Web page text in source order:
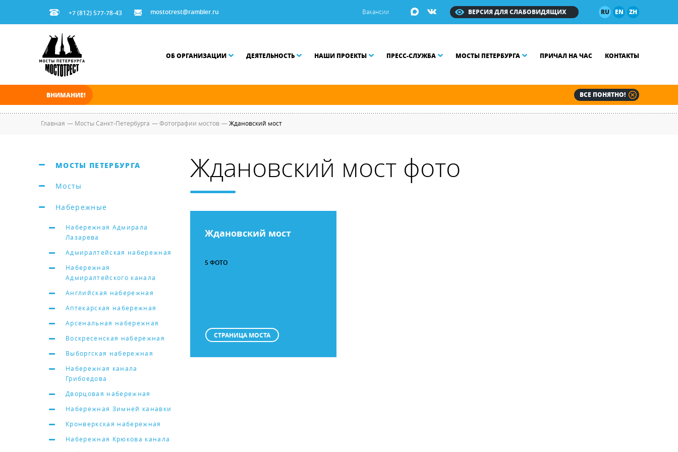
+7 (812) 577-78-43 mostotrest@rambler.ru RU EN ZH
ВЕРСИЯ ДЛЯ СЛАБОВИДЯЩИХ
Вакансии
ОБ ОРГАНИЗАЦИИ ДЕЯТЕЛЬНОСТЬ НАШИ ПРОЕКТЫ ПРЕСС-СЛУЖБА МОСТЫ ПЕТЕРБУРГА ПРИЧАЛ НА ЧАС КОНТАКТЫ
ВНИМАНИЕ! ВСЕ ПОНЯТНО!
Главная — Мосты Санкт-Петербурга —Фотографии мостов —Ждановский мост
МОСТЫ ПЕТЕРБУРГА
Мосты
Набережные
Набережная Адмирала
Лазарева
Адмиралтейская набережная
Набережная
Адмиралтейского канала
Английская набережная
Аптекарская набережная
Арсенальная набережная
Воскресенская набережная
Выборгская набережная
Набережная канала
Грибоедова
Дворцовая набережная
Набережная Зимней канавки
Кронверкская набережная
Набережная Крюкова канала
Ждановский мост фото
Ждановский мост
5 ФОТО
СТРАНИЦА МОСТА